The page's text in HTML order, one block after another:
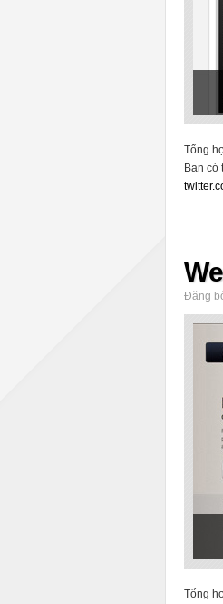
Tổng
Bạn có
Đăng
Tổng